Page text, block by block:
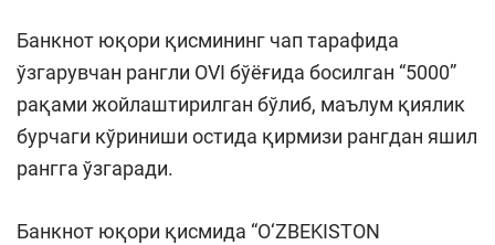
Банкнот юқори қисмининг чап тарафида
ўзгарувчан рангли OVI бўёғида босилган “5000”
рақами жойлаштирилган бўлиб, маълум қиялик
бурчаги кўриниши остида қирмизи рангдан яшил
рангга ўзгаради.
Банкнот юқори қисмида “O‘ZBEKISTON